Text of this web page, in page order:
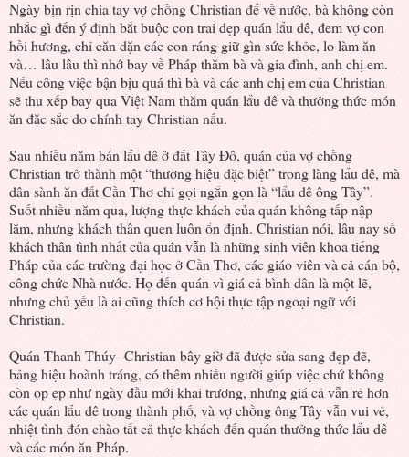
Ngày bịn rịn chia tay vợ chồng Christian để về nước, bà không còn
nhắc gì đến ý định bắt buộc con trai dẹp quán lẩu dê, đem vợ con
hồi hương, chỉ căn dặn các con ráng giữ gìn sức khỏe, lo làm ăn
và… lâu lâu thì nhớ bay về Pháp thăm bà và gia đình, anh chị em.
Nếu công việc bận bịu quá thì bà và các anh chị em của Christian
sẽ thu xếp bay qua Việt Nam thăm quán lẩu dê và thưởng thức món
ăn đặc sắc do chính tay Christian nấu.
Sau nhiều năm bán lẩu dê ở đất Tây Đô, quán của vợ chồng
Christian trở thành một “thương hiệu đặc biệt” trong làng lẩu dê, mà
dân sành ăn đất Cần Thơ chỉ gọi ngắn gọn là “lẩu dê ông Tây”.
Suốt nhiều năm qua, lượng thực khách của quán không tấp nập
lắm, nhưng khách thân quen luôn ổn định. Christian nói, lâu nay số
khách thân tình nhất của quán vẫn là những sinh viên khoa tiếng
Pháp của các trường đại học ở Cần Thơ, các giáo viên và cả cán bộ,
công chức Nhà nước. Họ đến quán vì giá cả bình dân là một lẽ,
nhưng chủ yếu là ai cũng thích cơ hội thực tập ngoại ngữ với
Christian.
Quán Thanh Thúy- Christian bây giờ đã được sửa sang đẹp đẽ,
bảng hiệu hoành tráng, có thêm nhiều người giúp việc chứ không
còn ọp ẹp như ngày đầu mới khai trương, nhưng giá cả vẫn rẻ hơn
các quán lẩu dê trong thành phố, và vợ chồng ông Tây vẫn vui vẻ,
nhiệt tình đón chào tất cả thực khách đến quán thưởng thức lẩu dê
và các món ăn Pháp.